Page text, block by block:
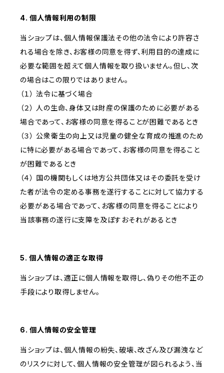
4. 個人情報利用の制限
当ショップは、個人情報保護法その他の法令により許容さ
れる場合を除き、お客様の同意を得ず、利用目的の達成に
必要な範囲を超えて個人情報を取り扱いません。但し、次
の場合はこの限りではありません。
（１） 法令に基づく場合
（２） 人の生命、身体又は財産の保護のために必要がある
場合であって、お客様の同意を得ることが困難であるとき
（３） 公衆衛生の向上又は児童の健全な育成の推進のため
に特に必要がある場合であって、お客様の同意を得ること
が困難であるとき
（４） 国の機関もしくは地方公共団体又はその委託を受け
た者が法令の定める事務を遂行することに対して協力する
必要がある場合であって、お客様の同意を得ることにより
当該事務の遂行に支障を及ぼすおそれがあるとき
5. 個人情報の適正な取得
当ショップは、適正に個人情報を取得し、偽りその他不正の
手段により取得しません。
6. 個人情報の安全管理
当ショップは、個人情報の紛失、破壊、改ざん及び漏洩など
のリスクに対して、個人情報の安全管理が図られるよう、当